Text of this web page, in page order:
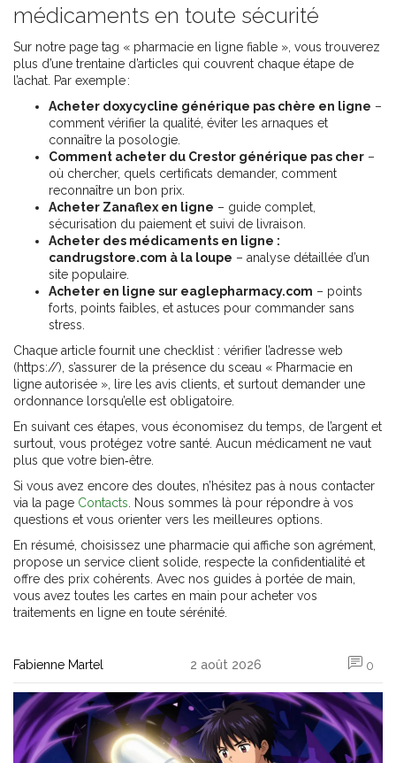
médicaments en toute sécurité
Sur notre page tag « pharmacie en ligne fiable », vous trouverez
plus d’une trentaine d’articles qui couvrent chaque étape de
l’achat. Par exemple :
Acheter doxycycline générique pas chère en ligne –
comment vérifier la qualité, éviter les arnaques et
connaître la posologie.
Comment acheter du Crestor générique pas cher –
où chercher, quels certificats demander, comment
reconnaître un bon prix.
Acheter Zanaflex en ligne – guide complet,
sécurisation du paiement et suivi de livraison.
Acheter des médicaments en ligne :
candrugstore.com à la loupe – analyse détaillée d’un
site populaire.
Acheter en ligne sur eaglepharmacy.com – points
forts, points faibles, et astuces pour commander sans
stress.
Chaque article fournit une checklist : vérifier l’adresse web
(https://), s’assurer de la présence du sceau « Pharmacie en
ligne autorisée », lire les avis clients, et surtout demander une
ordonnance lorsqu’elle est obligatoire.
En suivant ces étapes, vous économisez du temps, de l’argent et
surtout, vous protégez votre santé. Aucun médicament ne vaut
plus que votre bien‑être.
Si vous avez encore des doutes, n’hésitez pas à nous contacter
via la page Contacts . Nous sommes là pour répondre à vos
questions et vous orienter vers les meilleures options.
En résumé, choisissez une pharmacie qui affiche son agrément,
propose un service client solide, respecte la confidentialité et
offre des prix cohérents. Avec nos guides à portée de main,
vous avez toutes les cartes en main pour acheter vos
traitements en ligne en toute sérénité.
Fabienne Martel 2 août 2026 0